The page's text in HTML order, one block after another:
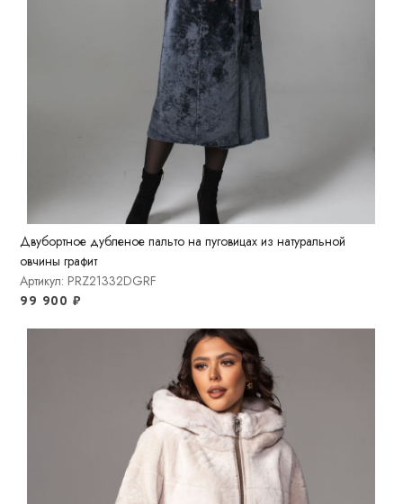
Двубортное дубленое пальто на пуговицах из натуральной
овчины графит
Артикул: PRZ21332DGRF
99 900 ₽